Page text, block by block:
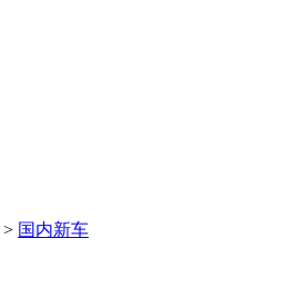
> 国内新车